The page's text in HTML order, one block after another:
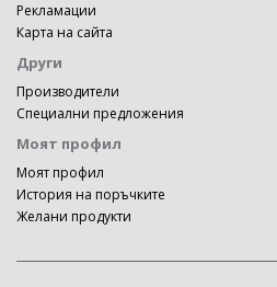
Рекламации
Карта на сайта
Други
Производители
Специални предложения
Моят профил
Моят профил
История на поръчките
Желани продукти